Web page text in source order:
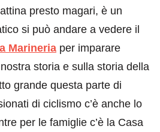
presto magari, è un
si può andare a vedere il
Marineria per imparare
storia e sulla storia della
grande questa parte di
di ciclismo c’è anche lo
per le famiglie c’è la Casa